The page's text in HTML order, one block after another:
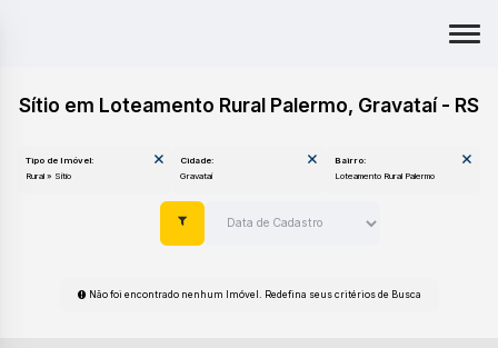
Sítio em Loteamento Rural Palermo, Gravataí - RS
Tipo de Imóvel:
Cidade:
Bairro:
Não foi encontrado nenhum Imóvel. Redefina seus critérios de Busca